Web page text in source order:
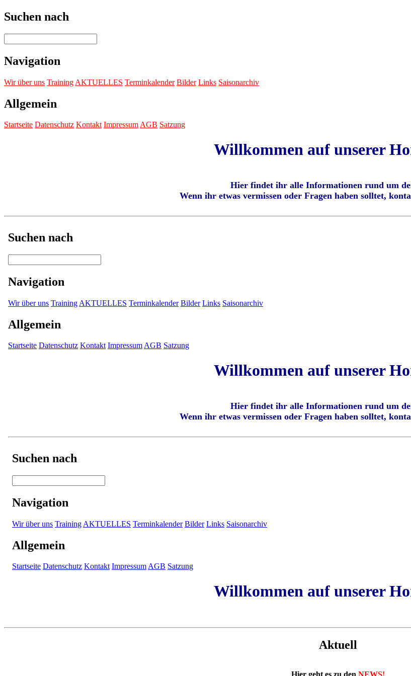
Suchen nach
Navigation
Wir über uns Training AKTUELLES Terminkalender Bilder Links Saisonarchiv
Allgemein
Startseite Datenschutz Kontakt ImpressumAGB Satzung
Willkommen auf unserer
Hier findet ihr alle Informationen rund um
Wenn ihr etwas vermissen oder Fragen haben solltet,
Aktuell